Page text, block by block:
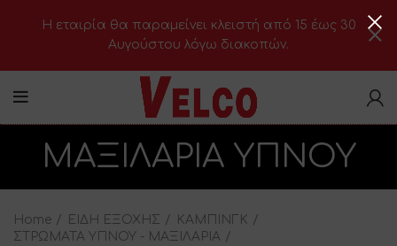
ΜΑΞΙΛΑΡΙΑ ΥΠΝΟΥ
Home ΕΙΔΗ ΕΞΟΧΗΣ
ΚΑΜΠΙΝΓΚ
ΣΤΡΩΜΑΤΑ ΥΠΝΟΥ - ΜΑΞΙΛΑΡΙΑ
H εταιρία θα παραμείνει κλειστή από 15 έως 30
Αυγούστου λόγω διακοπών.